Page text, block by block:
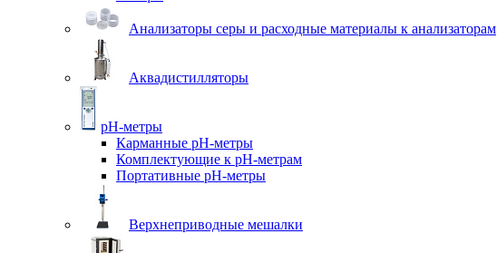
Анализаторы серы и расходные материалы к анализаторам
Аквадистилляторы
pH-метры
Карманные pH-метры
Комплектующие к pH-метрам
Портативные pH-метры
Верхнеприводные мешалки